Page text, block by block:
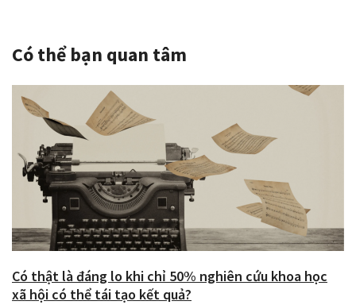
Có thể bạn quan tâm
Có thật là đáng lo khi chỉ 50% nghiên cứu khoa học
xã hội có thể tái tạo kết quả?